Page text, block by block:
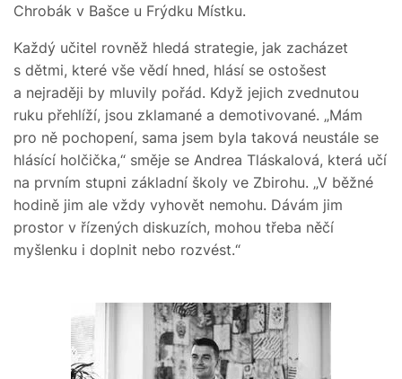
Chrobák v Bašce u Frýdku Místku.
Každý učitel rovněž hledá strategie, jak zacházet
s dětmi, které vše vědí hned, hlásí se ostošest
a nejraději by mluvily pořád. Když jejich zvednutou
ruku přehlíží, jsou zklamané a demotivované. „Mám
pro ně pochopení, sama jsem byla taková neustále se
hlásící holčička,“ směje se Andrea Tláskalová, která učí
na prvním stupni základní školy ve Zbirohu. „V běžné
hodině jim ale vždy vyhovět nemohu. Dávám jim
prostor v řízených diskuzích, mohou třeba něčí
myšlenku i doplnit nebo rozvést.“